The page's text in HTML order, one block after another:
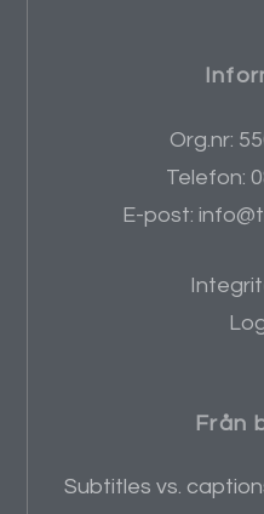
Org.nr:
Telefon:
E-post:
Från
Subtitles vs.